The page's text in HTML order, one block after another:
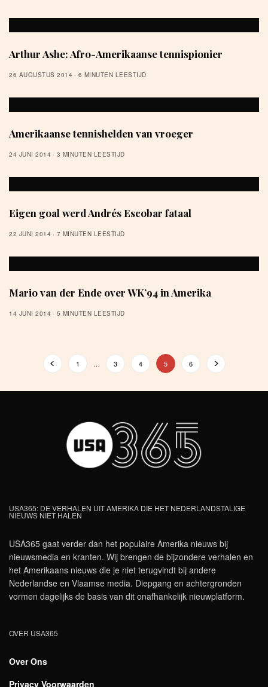
Arthur Ashe: Afro-Amerikaanse tennispionier
26 AUGUSTUS 2014 6 MINUTEN LEESTIJD
Amerikaanse tennishelden van vroeger
24 JUNI 2014 3 MINUTEN LEESTIJD
Eigen goal werd Andrés Escobar fataal
22 JUNI 2014 7 MINUTEN LEESTIJD
Mario van der Ende over WK’94 in Amerika
14 JUNI 2014 5 MINUTEN LEESTIJD
1 … 3 4 5 6
USA365: DE VERHALEN UIT AMERIKA DIE HET NEDERLANDSTALIGE
NIEUWS NIET HALEN
USA365 gaat verder dan het populaire Amerika nieuws bij
nieuwsmedia en kranten. Wij brengen de bijzondere verhalen en
het Amerikaans nieuws die je niet terugvindt bij andere
Nederlandse en Vlaamse media. Diepgang en achtergronden
vormen dagelijks de basis van dit onafhankelijk nieuwplatform.
OVER USA365
Over Ons
Privacy Voorwaarden